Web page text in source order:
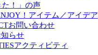
た！」の声
！ アイテム／アイデア
お問い合わせ
らせ
アクティビティ